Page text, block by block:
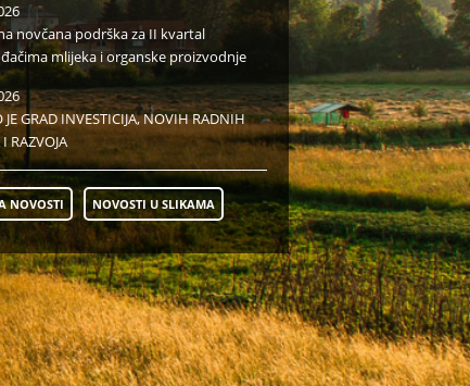
novčana podrška za II kvartal
mlijeka i organske proizvodnje
JE GRAD INVESTICIJA, NOVIH RADNIH
I RAZVOJA
NOVOSTI NOVOSTI U SLIKAMA